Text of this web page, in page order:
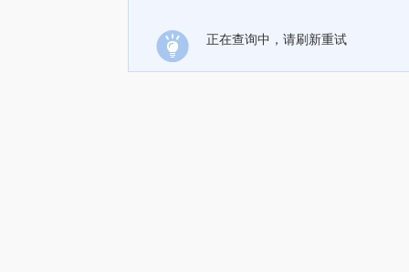
正在查询中，请刷新重试